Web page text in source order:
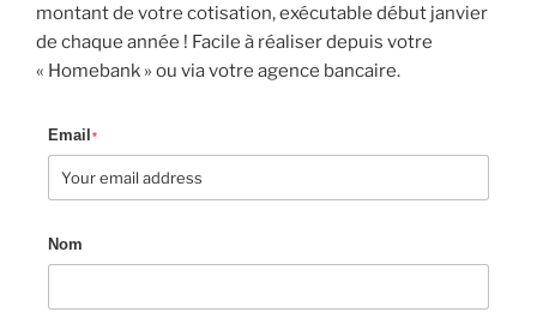
montant de votre cotisation, exécutable début janvier
de chaque année ! Facile à réaliser depuis votre
« Homebank » ou via votre agence bancaire.
Email *
Nom